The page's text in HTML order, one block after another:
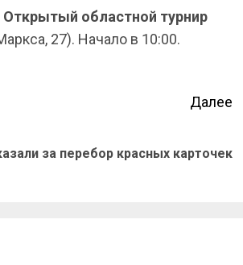
областной турнир
27). Начало в 10:00.
Далее
за перебор красных карточек